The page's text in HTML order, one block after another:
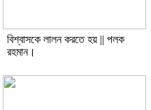
বিশ্বাসকে লালন করতে হয় || পলক
রহমান।